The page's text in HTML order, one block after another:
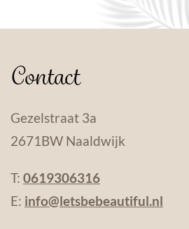
Contact
Gezelstraat 3a
2671BW Naaldwijk
T: 0619306316
E: info@letsbebeautiful.nl